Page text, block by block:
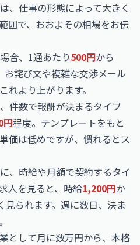
、仕事の形態によって大きく
囲で、おおよその相場をお伝
合、1通あたり500円から
お詫び文や複雑な交渉メール
れより上がります。
件数で報酬が決まるタイプ
円程度。テンプレートをもと
価は低めですが、慣れるとス
、時給や月額で契約するタイ
人を見ると、時給1,200円か
見られます。週に数日、決ま
として月に数万円から、本格